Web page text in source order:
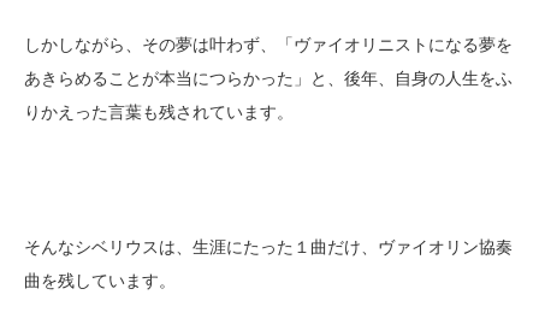
しかしながら、その夢は叶わず、「ヴァイオリニストになる夢を
あきらめることが本当につらかった」と、後年、自身の人生をふ
りかえった言葉も残されています。
そんなシベリウスは、生涯にたった１曲だけ、ヴァイオリン協奏
曲を残しています。